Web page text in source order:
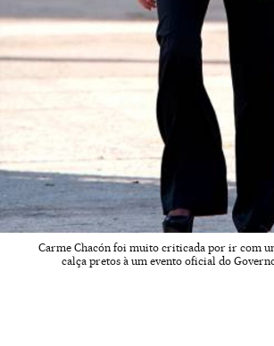
Carme Chacón foi muito criticada por ir com
calça pretos à um evento oficial do